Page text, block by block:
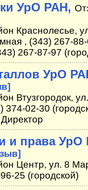
УрО РАН,
Краснолесье,
, (343) 267-
267-87-97
УрО
Втузгородок,
374-02-30
и права
Центр, ул. 8
25 (городской)